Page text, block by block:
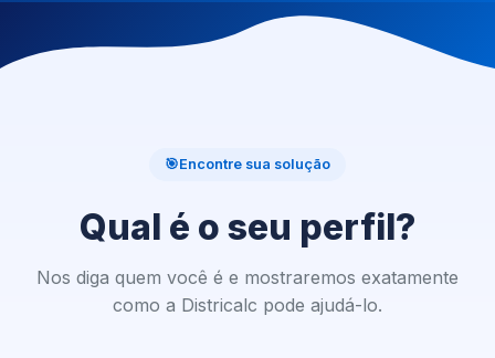
🎯Encontre sua solução
Qual é o seu perfil?
Nos diga quem você é e mostraremos exatamente
como a Districalc pode ajudá-lo.